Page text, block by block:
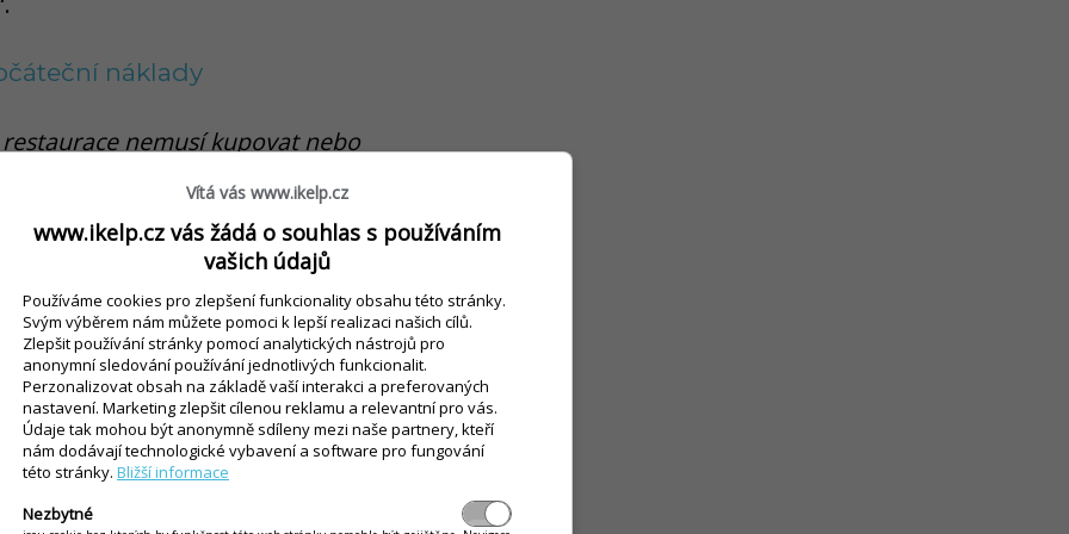
náklady
nemusí kupovat nebo
s NFC a staženou appkou GP
může vyjít na přibližně 2 500
poslíčcimohou dokonce používat i
číšníky a poslíčky
poslíčky, další výhodou platebních
Vítá vás www.ikelp.cz
www.ikelp.cz vás žádá o souhlas s používáním
vašich údajů
Používáme cookies pro zlepšení funkcionality obsahu této stránky.
Svým výběrem nám můžete pomoci k lepší realizaci našich cílů.
Zlepšit používání stránky pomocí analytických nástrojů pro
anonymní sledování používání jednotlivých funkcionalit.
Perzonalizovat obsah na základě vaší interakci a preferovaných
nastavení. Marketing zlepšit cílenou reklamu a relevantní pro vás.
Údaje tak mohou být anonymně sdíleny mezi naše partnery, kteří
nám dodávají technologické vybavení a software pro fungování
této stránky. Bližší informace
Nezbytné